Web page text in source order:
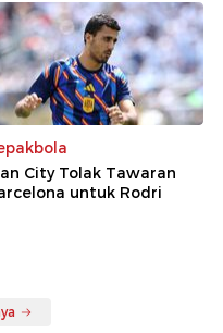
City Tolak Tawaran
untuk Rodri